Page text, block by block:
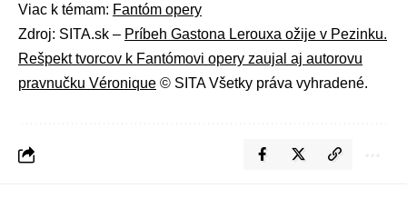
Viac k témam: Fantóm opery
Zdroj: SITA.sk – Príbeh Gastona Lerouxa ožije v Pezinku.
Rešpekt tvorcov k Fantómovi opery zaujal aj autorovu
pravnučku Véronique © SITA Všetky práva vyhradené.